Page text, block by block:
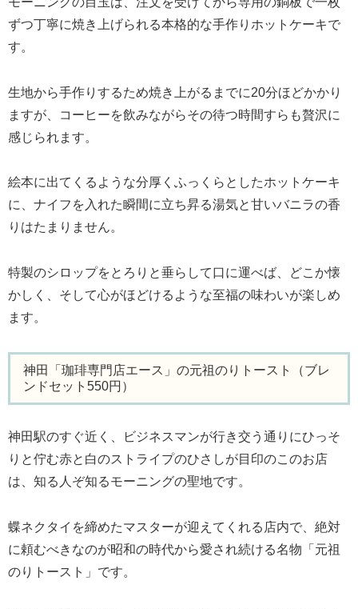
ずつ丁寧に焼き上げられる本格的な手作りホットケーキで
す。
生地から手作りするため焼き上がるまでに20分ほどかかり
ますが、コーヒーを飲みながらその待つ時間すらも贅沢に
感じられます。
絵本に出てくるような分厚くふっくらとしたホットケーキ
に、ナイフを入れた瞬間に立ち昇る湯気と甘いバニラの香
りはたまりません。
特製のシロップをとろりと垂らして口に運べば、どこか懐
かしく、そして心がほどけるような至福の味わいが楽しめ
ます。
神田「珈琲専門店エース」の元祖のりトースト（ブレ
ンドセット550円）
神田駅のすぐ近く、ビジネスマンが行き交う通りにひっそ
りと佇む赤と白のストライプのひさしが目印のこのお店
は、知る人ぞ知るモーニングの聖地です。
蝶ネクタイを締めたマスターが迎えてくれる店内で、絶対
に頼むべきなのが昭和の時代から愛され続ける名物「元祖
のりトースト」です。